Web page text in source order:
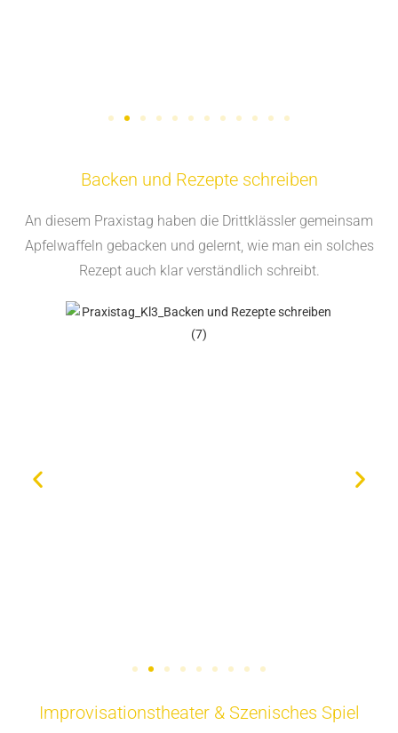
Backen und Rezepte schreiben
An diesem Praxistag haben die Drittklässler gemeinsam
Apfelwaffeln gebacken und gelernt, wie man ein solches
Rezept auch klar verständlich schreibt.
Improvisationstheater & Szenisches Spiel